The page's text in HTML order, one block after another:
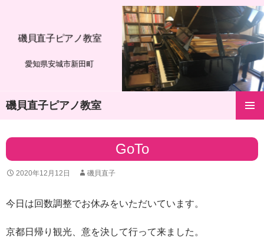
愛知県安城市新田町
磯貝直子ピアノ教室
磯貝直子ピアノ教室
テ
へ
キ
プ
GoTo
2020年12月12日 磯貝直子
今日は回数調整でお休みをいただいています。
京都日帰り観光、意を決して行って来ました。